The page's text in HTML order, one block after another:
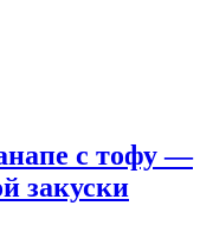
с тофу —
закуски